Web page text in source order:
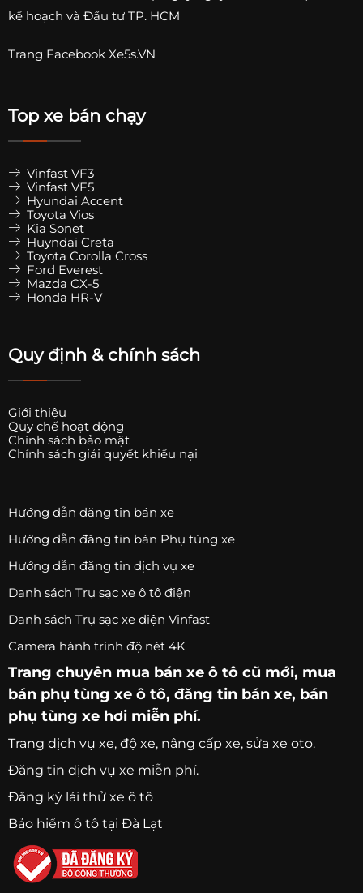
kế hoạch và Đầu tư TP. HCM
Trang Facebook Xe5s.VN
Top xe bán chạy
Vinfast VF3
Vinfast VF5
Hyundai Accent
Toyota Vios
Kia Sonet
Huyndai Creta
Toyota Corolla Cross
Ford Everest
Mazda CX-5
Honda HR-V
Quy định & chính sách
Giới thiệu
Quy chế hoạt động
Chính sách bảo mật
Chính sách giải quyết khiếu nại
Hướng dẫn đăng tin bán xe
Hướng dẫn đăng tin bán Phụ tùng xe
Hướng dẫn đăng tin dịch vụ xe
Danh sách Trụ sạc xe ô tô điện
Danh sách Trụ sạc xe điện Vinfast
Camera hành trình độ nét 4K
Trang chuyên mua bán xe ô tô cũ mới, mua
bán phụ tùng xe ô tô, đăng tin bán xe, bán
phụ tùng xe hơi miễn phí.
Trang dịch vụ xe, độ xe, nâng cấp xe, sửa xe oto.
Đăng tin dịch vụ xe miễn phí.
Đăng ký lái thử xe ô tô
Bảo hiểm ô tô tại Đà Lạt